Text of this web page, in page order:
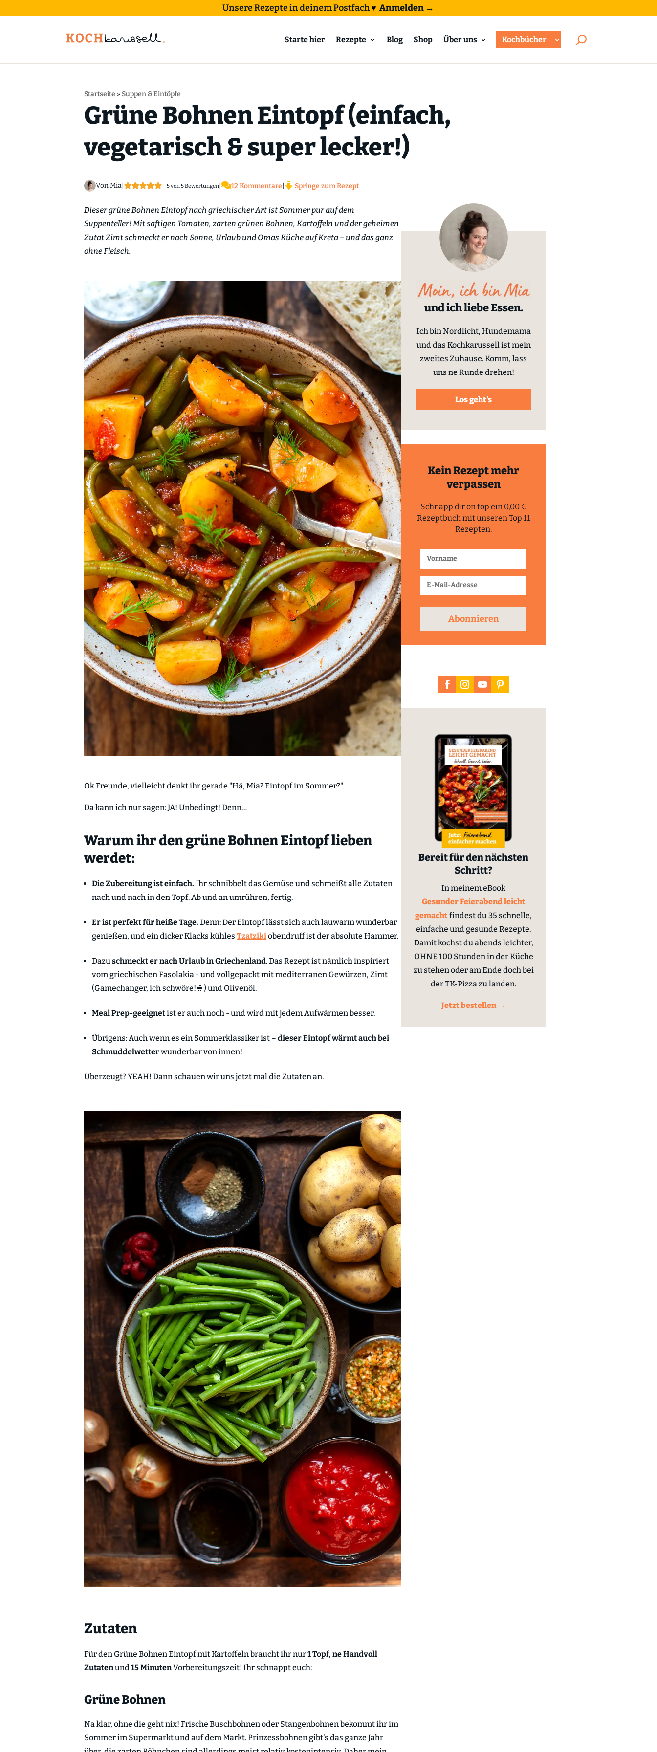
Unsere Rezepte in deinem Postfach♥ Anmelden →
Starte hier Rezepte Blog Shop Über uns Kochbücher
Startseite » Suppen & Eintöpfe
Grüne Bohnen Eintopf (einfach,
vegetarisch & super lecker!)
Von Mia 5von 5Bewertungen| 12 Kommentare Springe zum Rezept
Dieser grüne Bohnen Eintopf nach griechischer Art ist Sommer pur auf dem
Suppenteller! Mit saftigen Tomaten, zarten grünen Bohnen, Kartoffeln und der geheimen
Zutat Zimt schmeckt er nach Sonne, Urlaub und Omas Küche auf Kreta – und das ganz
ohne Fleisch.
Ok Freunde, vielleicht denkt ihr gerade "Hä, Mia? Eintopf im Sommer?".
Da kann ich nur sagen: JA! Unbedingt! Denn…
Warum ihr den grüne Bohnen Eintopf lieben
werdet:
Die Zubereitung ist einfach. Ihr schnibbelt das Gemüse und schmeißt alle Zutaten
nach und nach in den Topf. Ab und an umrühren, fertig.
Er ist perfekt für heiße Tage. Denn: Der Eintopf lässt sich auch lauwarm wunderbar
genießen, und ein dicker Klacks kühles Tzatzikiobendruff ist der absolute Hammer.
Dazuschmeckt er nach Urlaub in Griechenland. Das Rezept ist nämlich inspiriert
vom griechischen Fasolakia - und vollgepackt mit mediterranen Gewürzen, Zimt
(Gamechanger, ich schwöre!🤞) und Olivenöl.
Meal Prep-geeignetist er auch noch - und wird mit jedem Aufwärmen besser.
Übrigens: Auch wenn es ein Sommerklassiker ist – dieser Eintopf wärmt auch bei
Schmuddelwetterwunderbar von innen!
Überzeugt? YEAH! Dann schauen wir uns jetzt mal die Zutaten an.
Zutaten
Für den Grüne Bohnen Eintopf mit Kartoffeln braucht ihr nur1 Topf, ne Handvoll
Zutatenund15 MinutenVorbereitungszeit! Ihr schnappt euch:
Grüne Bohnen
Na klar, ohne die geht nix! Frische Buschbohnen oder Stangenbohnen bekommt ihr im
Sommer im Supermarkt und auf dem Markt. Prinzessbohnen gibt's das ganze Jahr
und ich liebe Essen.
Ich bin Nordlicht, Hundemama
und das Kochkarussell ist mein
zweites Zuhause. Komm, lass
uns ne Runde drehen!
Los geht's
Kein Rezept mehr
verpassen
Schnapp dir on top ein 0,00 €
Rezeptbuch mit unseren Top 11
Rezepten.
Abonnieren
Bereit für den nächsten
Schritt?
In meinem eBook
Gesunder Feierabend leicht
gemachtfindest du 35 schnelle,
einfache und gesunde Rezepte.
Damit kochst du abends leichter,
OHNE 100 Stunden in der Küche
zu stehen oder am Ende doch bei
der TK-Pizza zu landen.
Jetzt bestellen →